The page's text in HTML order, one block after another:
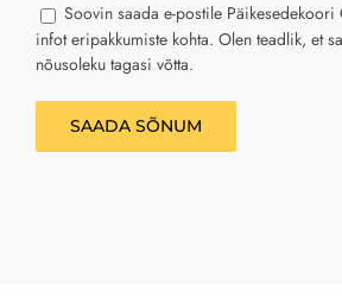
Soovin saada e-postile
infot eripakkumiste kohta. Olen teadlik, et
nõusoleku tagasi võtta.